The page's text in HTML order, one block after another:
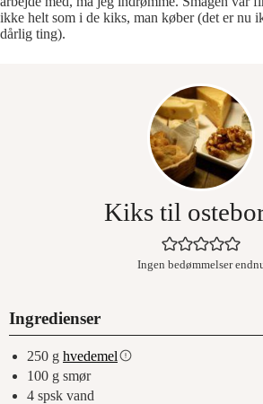
ikke helt som i de kiks, man køber (det er nu
dårlig ting).
Kiks til
Ingen bedømmelser
Ingredienser
250 g hvedemel
100 g smør
4 spsk vand